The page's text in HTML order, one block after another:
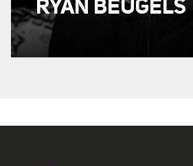
RYAN BEUGELS